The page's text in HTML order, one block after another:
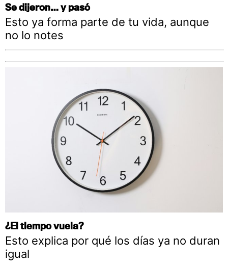
Se dijeron… y pasó
Esto ya forma parte de tu vida, aunque
no lo notes
¿El tiempo vuela?
Esto explica por qué los días ya no duran
igual